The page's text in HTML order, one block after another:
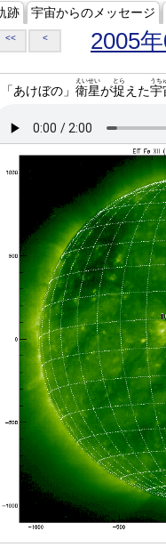
跡 宇宙からのメッセージ
<< < 2005年
あけぼの」 衛星
えいせい
が捉
とら
えた宇
うち